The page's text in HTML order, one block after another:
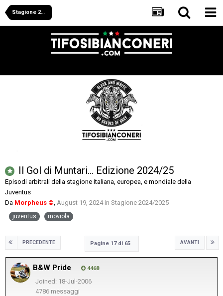
Stagione 2024/2025
Il Gol di Muntari... Edizione 2024/25
Episodi arbitrali della stagione italiana, europea, e mondiale della
Juventus
Da Morpheus ©, August 19, 2024in Stagione 2024/2025
juventus moviola
PRECEDENTE AVANTI
Pagine 17 di 65
B&W Pride 4468
Joined: 18-Jul-2006
4786 messaggi